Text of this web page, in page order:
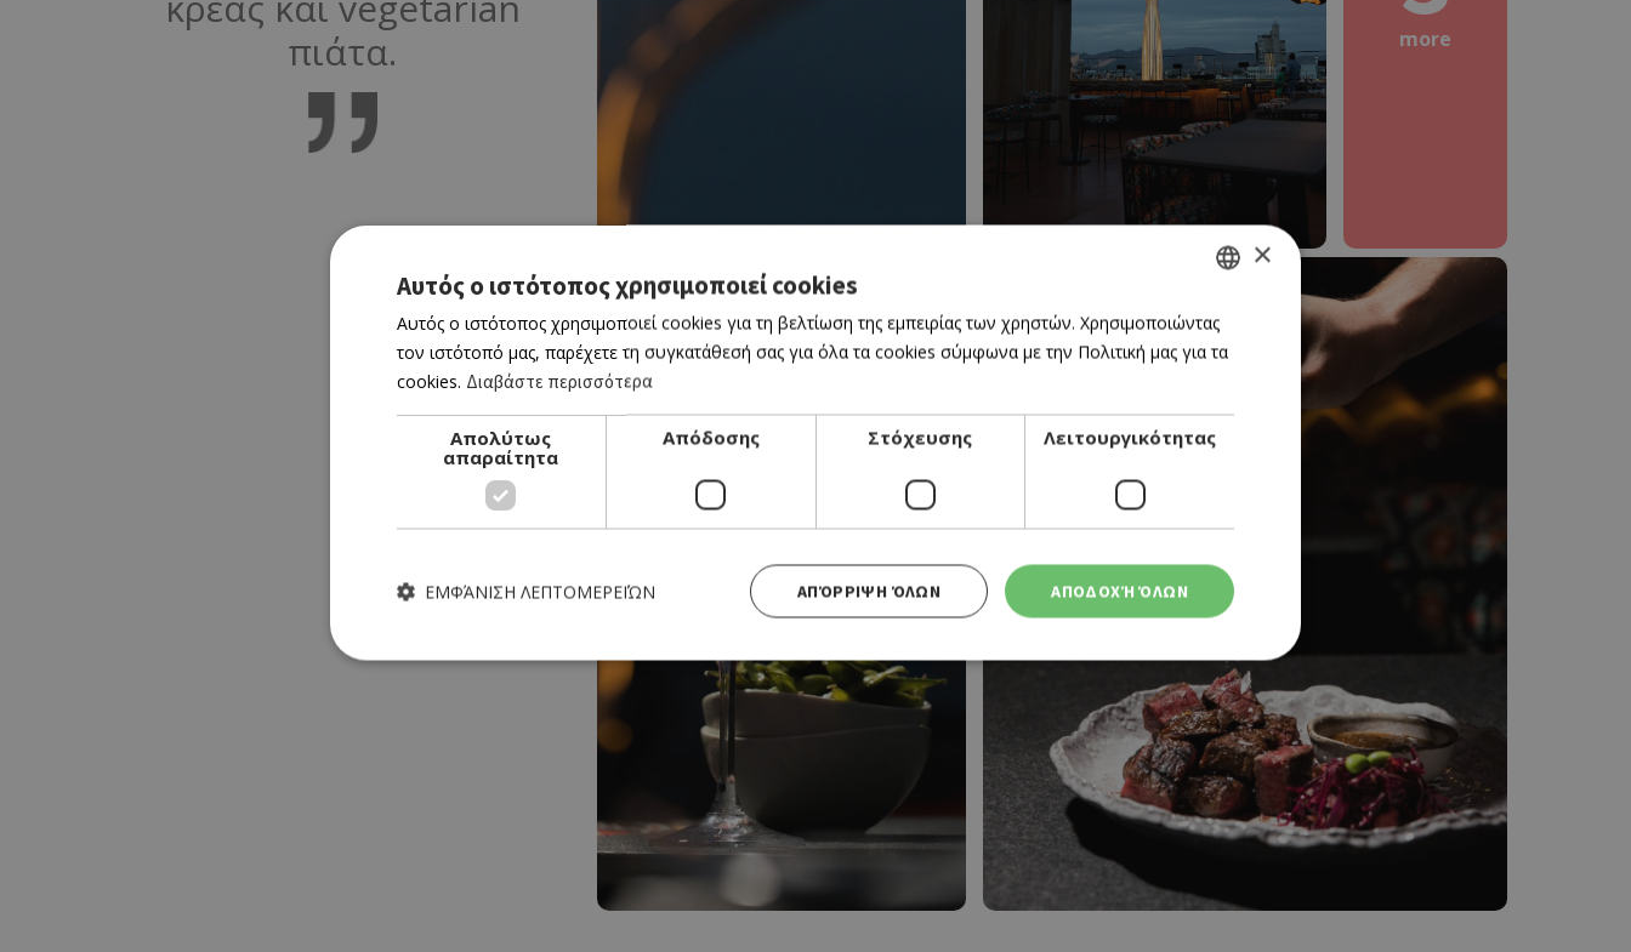
πιάτα.
more
GREEK
ENGLISH
×
Αυτός ο ιστότοπος χρησιμοποιεί cookies
Αυτός ο ιστότοπος χρησιμοποιεί cookies για τη βελτίωση της εμπειρίας των χρηστών. Χρησιμοποιώντας
τον ιστότοπό μας, παρέχετε τη συγκατάθεσή σας για όλα τα cookies σύμφωνα με την Πολιτική μας για τα
cookies. Διαβάστε περισσότερα
Απολύτως
απαραίτητα
Απόδοσης Στόχευσης Λειτουργικότητας
ΑΠΟΔΟΧΉ ΌΛΩΝ
ΑΠΌΡΡΙΨΗ ΌΛΩΝ
ΕΜΦΆΝΙΣΗ ΛΕΠΤΟΜΕΡΕΙΏΝ
Απολύτως απαραίτητα Στόχευσης
Τα απολύτως απαραίτητα cookies επιτρέπουν βασικές λειτουργίες του ιστότοπου, όπως τη σύνδεση χρήστη και τη διαχείριση λογαριασμού. Ο
ιστότοπος δεν μπορεί να χρησιμοποιηθεί σωστά χωρίς τα απολύτως απαραίτητα cookies.
/Πεδίο Λήξη Περιγραφή
Google LLC
guide.com
Χρησιμοποιήθηκε για σύνδεση στο Google